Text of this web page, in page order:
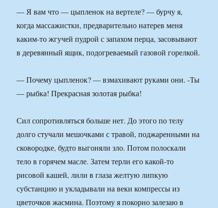
— Я вам что — цыпленок на вертеле? — бурчу я,
когда массажистки, предварительно натерев меня
каким-то жгучей пудрой с запахом перца, засовывают
в деревянный ящик, подогреваемый газовой горелкой.
— Почему цыпленок? — взмахивают руками они. -Ты
— рыбка! Прекрасная золотая рыбка!
Сил сопротивляться больше нет. До этого по телу
долго стучали мешочками с травой, поджаренными на
сковородке, будто выгоняли зло. Потом полоскали
тело в горячем масле. Затем терли его какой-то
рисовой кашей, лили в глаза желтую липкую
субстанцию и укладывали на веки компрессы из
цветочков жасмина. Поэтому я покорно залезаю в